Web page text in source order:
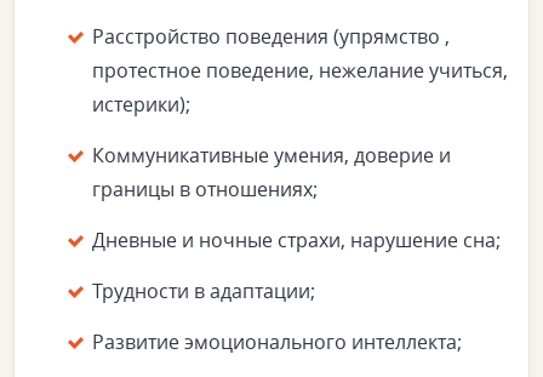
Расстройство поведения (упрямство ,
протестное поведение, нежелание учиться,
истерики);
Коммуникативные умения, доверие и
границы в отношениях;
Дневные и ночные страхи, нарушение сна;
Трудности в адаптации;
Развитие эмоционального интеллекта;